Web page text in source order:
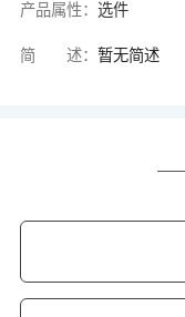
产品属性： 选件
简 述： 暂无简述